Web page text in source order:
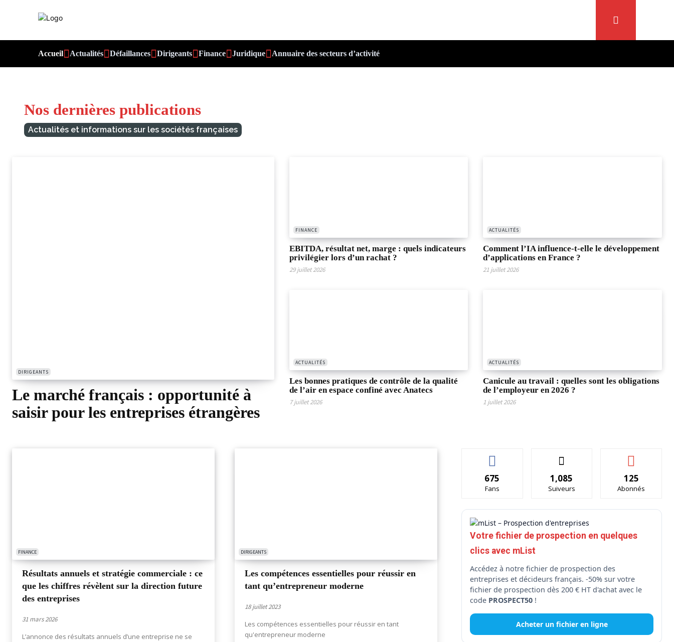
Accueil Actualités Défaillances Dirigeants Finance Juridique Annuaire des secteurs d’activité
Nos dernières publications
Actualités et informations sur les sociétés françaises
DIRIGEANTS
Le marché français : opportunité à
saisir pour les entreprises étrangères
FINANCE
EBITDA, résultat net, marge : quels indicateurs
privilégier lors d’un rachat ?
29 juillet 2026
ACTUALITÉS
Comment l’IA influence-t-elle le développement
d’applications en France ?
21 juillet 2026
ACTUALITÉS
Les bonnes pratiques de contrôle de la qualité
de l’air en espace confiné avec Anatecs
7 juillet 2026
ACTUALITÉS
Canicule au travail : quelles sont les obligations
de l’employeur en 2026 ?
1 juillet 2026
FINANCE
Résultats annuels et stratégie commerciale : ce
que les chiffres révèlent sur la direction future
des entreprises
31 mars 2026
L’annonce des résultats annuels d’une entreprise ne se
DIRIGEANTS
Les compétences essentielles pour réussir en
tant qu’entrepreneur moderne
18 juillet 2023
Les compétences essentielles pour réussir en tant
qu'entrepreneur moderne
675
Fans
1,085
Suiveurs
125
Abonnés
Votre fichier de prospection en quelques
clics avec mList
Accédez à notre fichier de prospection des
entreprises et décideurs français. -50% sur votre
fichier de prospection dès 200 € HT d'achat avec le
code PROSPECT50 !
Acheter un fichier en ligne